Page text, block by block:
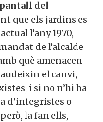
del
que els jardins es
l’any 1970,
de l’alcalde
què amenacen
el canvi,
i si no n’hi ha
d’integristes o
la fan ells,